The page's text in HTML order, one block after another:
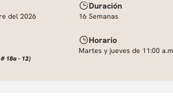
del 2026
Duración
16 Semanas
18a - 12)
Horario
Martes y jueves de 11:00